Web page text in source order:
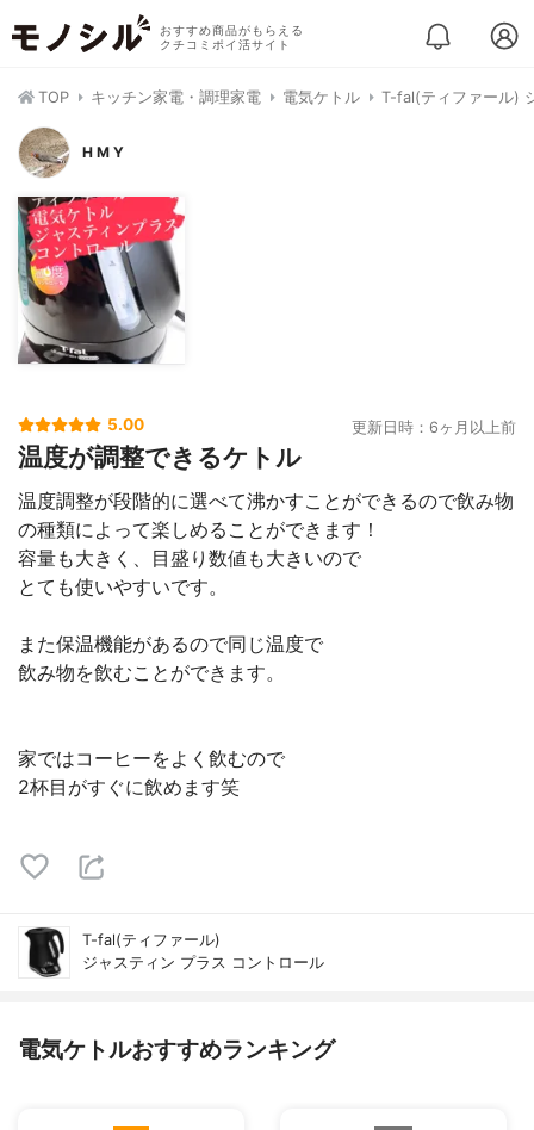
おすすめ商品がもらえる
クチコミポイ活サイト
TOP キッチン家電・調理家電 電気ケトル T-fal(ティファール)
H M Y
5.00 更新日時：6ヶ月以上前
温度が調整できるケトル
温度調整が段階的に選べて沸かすことができるので飲み物
の種類によって楽しめることができます！
容量も大きく、目盛り数値も大きいので
とても使いやすいです。
また保温機能があるので同じ温度で
飲み物を飲むことができます。
家ではコーヒーをよく飲むので
2杯目がすぐに飲めます笑
T-fal(ティファール)
ジャスティン プラス コントロール
電気ケトルおすすめランキング